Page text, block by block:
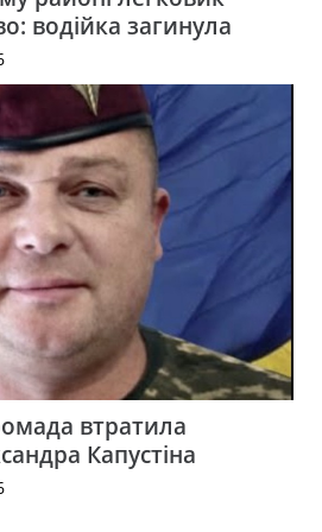
водійка загинула
втратила
Капустіна